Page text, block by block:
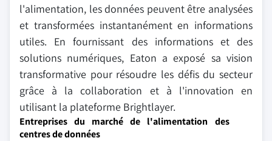
l'alimentation, les données peuvent être analysées
et transformées instantanément en informations
utiles. En fournissant des informations et des
solutions numériques, Eaton a exposé sa vision
transformative pour résoudre les défis du secteur
grâce à la collaboration et à l'innovation en
utilisant la plateforme Brightlayer.
Entreprises du marché de l'alimentation des
centres de données